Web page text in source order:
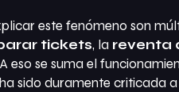
este fenómeno son
tickets, la reventa
eso se suma el
ha sido duramente criticada